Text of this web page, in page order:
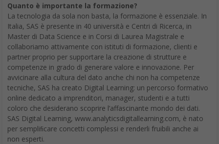
Quanto è importante la formazione?
La tecnologia da sola non basta, la formazione è essenziale. In
Italia, SAS è presente in 40 università e Centri di Ricerca, in
Master di Data Science e in Corsi di Laurea Magistrale e
collaboriamo attivamente con istituti di formazione, clienti e
partner proprio per supportare la creazione di strutture e
competenze in grado di generare valore e innovazione. Per
avvicinare alla cultura del dato anche chi non ha competenze
tecniche, SAS ha creato Digital Learning: un percorso formativo
online dedicato a imprenditori, manager, studenti e a tutti
coloro che desiderano scoprire l’affascinante mondo dei dati.
SAS Digital Learning, www.analyticsdigitallearning.com, è nato
per sempliﬁcare concetti complessi e renderli fruibili anche ai
non esperti.